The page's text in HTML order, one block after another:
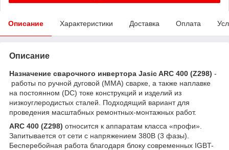
Описание Характеристики Доставка Оплата
Описание
Назначение сварочного инвертора Jasic ARC 400 (Z298) -
работы по ручной дуговой (MMA) сварке, а также наплавке
на постоянном (DC) токе конструкций и изделий из
низкоуглеродистых сталей. Подходящий вариант для
проведения масштабных ремонтных-монтажных работ.
ARC 400 (Z298) относится к аппаратам класса «профи».
Запитывается от сети с напряжением 380В (3 фазы).
Бесперебойная работа благодаря блоку современных IGBT-